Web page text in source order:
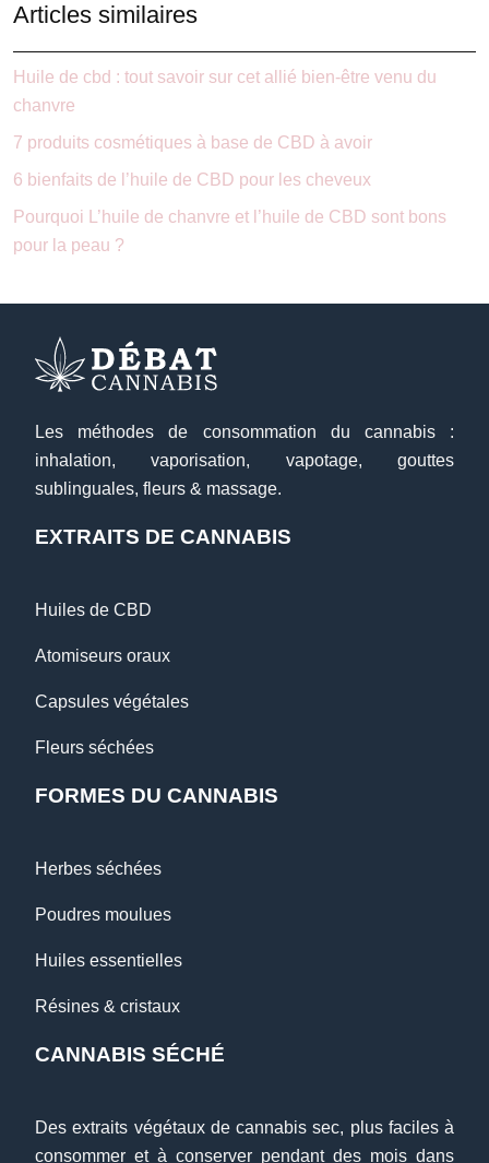
Articles similaires
Huile de cbd : tout savoir sur cet allié bien-être venu du
chanvre
7 produits cosmétiques à base de CBD à avoir
6 bienfaits de l’huile de CBD pour les cheveux
Pourquoi L’huile de chanvre et l’huile de CBD sont bons
pour la peau ?
Les méthodes de consommation du cannabis :
inhalation, vaporisation, vapotage, gouttes
sublinguales, fleurs & massage.
EXTRAITS DE CANNABIS
Huiles de CBD
Atomiseurs oraux
Capsules végétales
Fleurs séchées
FORMES DU CANNABIS
Herbes séchées
Poudres moulues
Huiles essentielles
Résines & cristaux
CANNABIS SÉCHÉ
Des extraits végétaux de cannabis sec, plus faciles à
consommer et à conserver pendant des mois dans